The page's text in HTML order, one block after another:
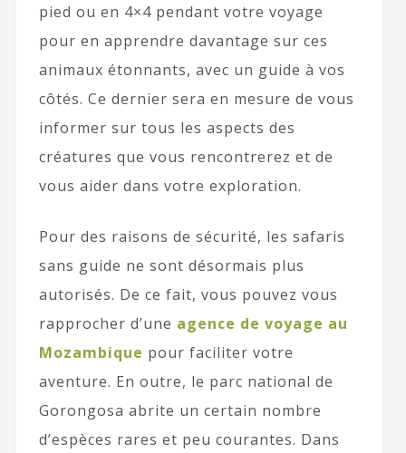
pied ou en 4×4 pendant votre voyage
pour en apprendre davantage sur ces
animaux étonnants, avec un guide à vos
côtés. Ce dernier sera en mesure de vous
informer sur tous les aspects des
créatures que vous rencontrerez et de
vous aider dans votre exploration.
Pour des raisons de sécurité, les safaris
sans guide ne sont désormais plus
autorisés. De ce fait, vous pouvez vous
rapprocher d’une agence de voyage au
Mozambique pour faciliter votre
aventure. En outre, le parc national de
Gorongosa abrite un certain nombre
d’espèces rares et peu courantes. Dans